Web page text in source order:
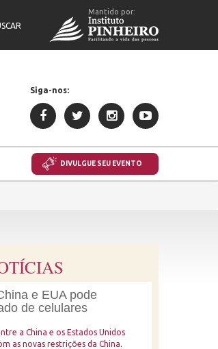
Mantido por:
Siga-nos:
DIVULGUE SEU EVENTO
e EUA pode
de celulares
a China e os Estados Unidos
as novas restrições da China.